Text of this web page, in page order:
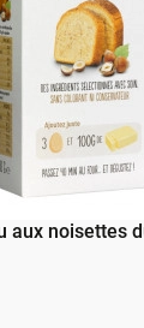
aux noisettes